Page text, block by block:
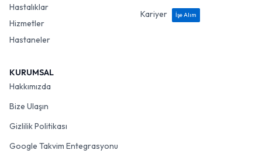
Hastalıklar
Hizmetler
Hastaneler
Kariyer
İşe Alım
KURUMSAL
Hakkımızda
Bize Ulaşın
Gizlilik Politikası
Google Takvim Entegrasyonu